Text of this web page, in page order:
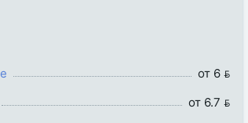
от 6 
от 6.7 